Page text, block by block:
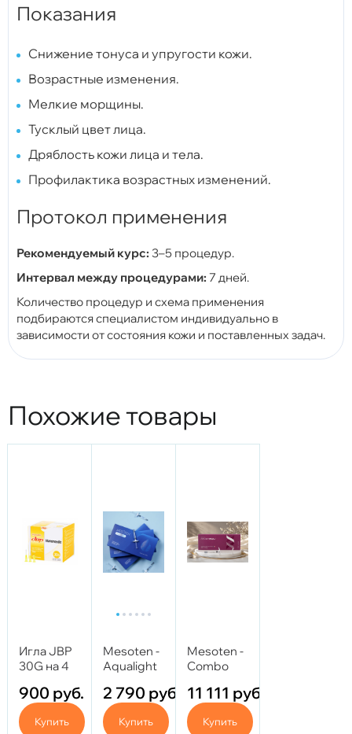
Показания
Снижение тонуса и упругости кожи.
Возрастные изменения.
Мелкие морщины.
Тусклый цвет лица.
Дряблость кожи лица и тела.
Профилактика возрастных изменений.
Протокол применения
Рекомендуемый курс: 3–5 процедур.
Интервал между процедурами: 7 дней.
Количество процедур и схема применения
подбираются специалистом индивидуально в
зависимости от состояния кожи и поставленных задач.
Похожие товары
Игла JBP
30G на 4
900 руб.
Купить
Mesoten -
Aqualight
2 790 руб.
Купить
Mesoten -
Combo
мл для
глаз с
PDRN и PN
11 111 руб.
Купить